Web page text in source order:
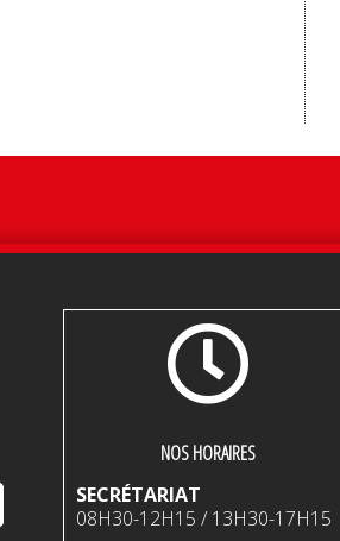

NOS HORAIRES
SECRÉTARIAT
08H30-12H15 / 13H30-17H15